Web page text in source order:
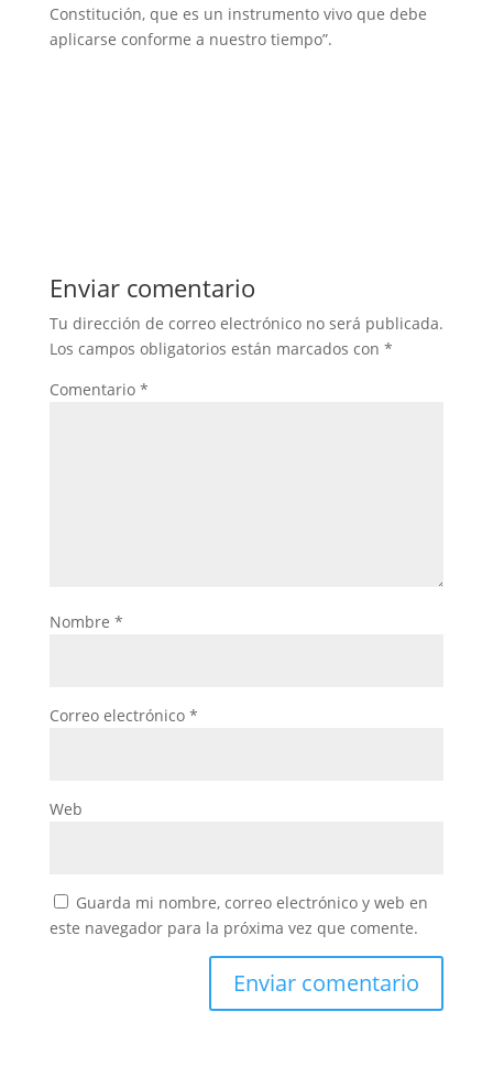
Constitución, que es un instrumento vivo que debe
aplicarse conforme a nuestro tiempo”.
Enviar comentario
Tu dirección de correo electrónico no será publicada.
Los campos obligatorios están marcados con *
Comentario *
Nombre *
Correo electrónico *
Web
Guarda mi nombre, correo electrónico y web en
este navegador para la próxima vez que comente.